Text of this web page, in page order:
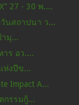
27 - 30 พ....
วันสถาปนา ว...
มุ...
ร อว....
ห่งปีข...
Impact A...
กรรมกู้...